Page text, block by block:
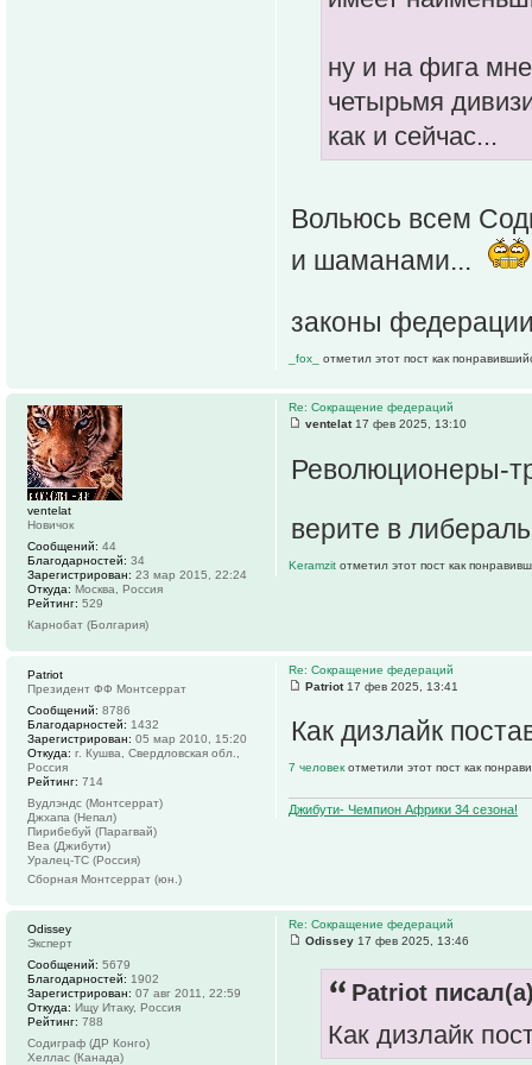
ну и на фига
четырьмя
как и сейчас...
Вольюсь всем
и шаманами...
законы
_fox_ отметил этот пост как
Re: Сокращение федераций
ventelat17 фев 2025, 13:10
Революционеры-
верите в
Keramzit отметил этот пост как
ventelat
Новичок
Сообщений: 44
Благодарностей: 34
Зарегистрирован: 23 мар 2015, 22:24
Откуда: Москва, Россия
Рейтинг: 529
Карнобат (Болгария)
Re: Сокращение федераций
Patriot17 фев 2025, 13:41
Как дизлайк
7 человек отметили этот пост как
Джибути- Чемпион Африки 34 сезона!
Patriot
Президент ФФ Монтсеррат
Сообщений: 8786
Благодарностей: 1432
Зарегистрирован: 05 мар 2010, 15:20
Откуда: г. Кушва, Свердловская обл.,
Россия
Рейтинг: 714
Вудлэндс (Монтсеррат)
Джхапа (Непал)
Пирибебуй (Парагвай)
Веа (Джибути)
Уралец-ТС (Россия)
Сборная Монтсеррат (юн.)
Re: Сокращение федераций
Odissey 17 фев 2025, 13:46
Patriot
Как дизлайк
Odissey
Эксперт
Сообщений: 5679
Благодарностей: 1902
Зарегистрирован: 07 авг 2011, 22:59
Откуда: Ищу Итаку, Россия
Рейтинг: 788
Содиграф (ДР Конго)
Хеллас (Канада)